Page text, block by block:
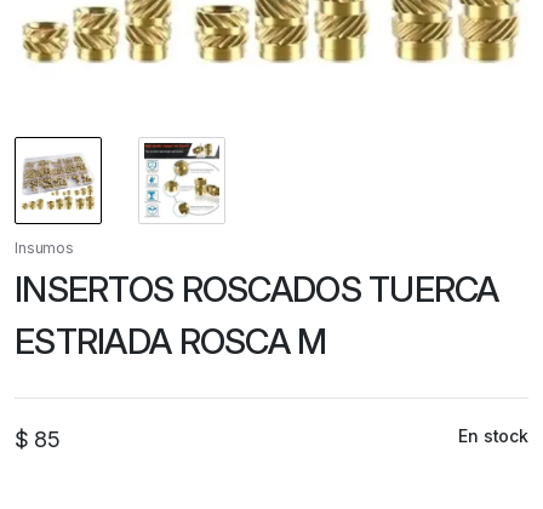
Insumos
INSERTOS ROSCADOS TUERCA
ESTRIADA ROSCA M
$ 85 En stock